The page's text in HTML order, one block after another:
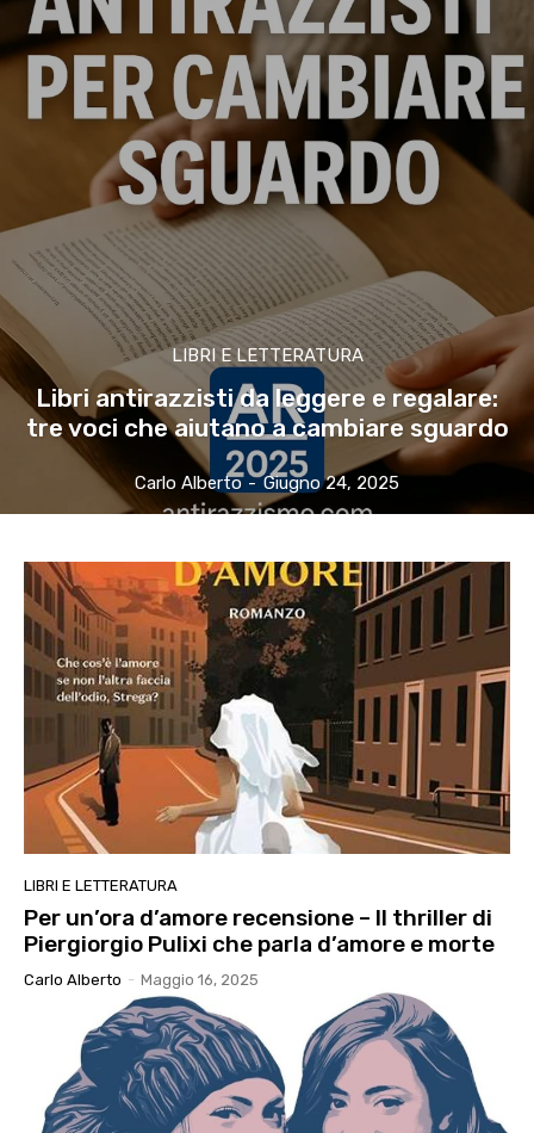
LIBRI E LETTERATURA
Libri antirazzisti da leggere e regalare:
tre voci che aiutano a cambiare sguardo
Carlo Alberto - Giugno 24, 2025
LIBRI E LETTERATURA
Per un’ora d’amore recensione – Il thriller di
Piergiorgio Pulixi che parla d’amore e morte
Carlo Alberto - Maggio 16, 2025